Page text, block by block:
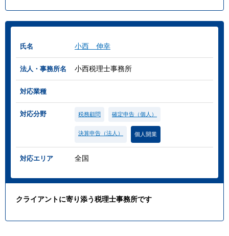
氏名 小西 伸幸
法人・事務所名 小西税理士事務所
対応業種
対応分野 税務顧問 確定申告（個人）
決算申告（法人） 個人開業
対応エリア 全国
クライアントに寄り添う税理士事務所です